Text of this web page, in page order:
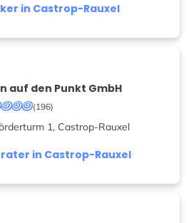
in Castrop-Rauxel
auf den Punkt GmbH
(196)
in Castrop-Rauxel
1, Castrop-Rauxel